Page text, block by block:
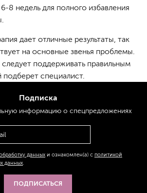
8 недель для полного избавления
дает отличные результаты, так
на основные звенья проблемы.
поддерживать правильным
специалист.
Подписка
информациюо спецпредложениях
данных и ознакомлен(а) с политикой
данных
ПОДПИСАТЬСЯ